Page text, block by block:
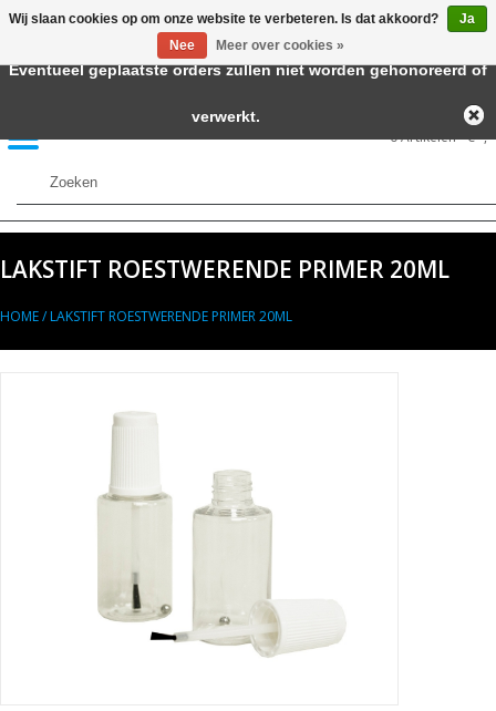
0 Artikelen - €--,--
Blanke Lakken
Autolak in Blik
Hulpmiddelen
LAKSTIFT ROESTWERENDE PRIMER 20ML
HOME/LAKSTIFT ROESTWERENDE PRIMER 20ML
Wij slaan cookies op om onze website te verbeteren. Is dat akkoord?
Ja
Nee
Meer over cookies »
← Keer terug naar de backofficeDeze winkel is in aanbouw.
Eventueel geplaatste orders zullen niet worden gehonoreerd of
verwerkt.